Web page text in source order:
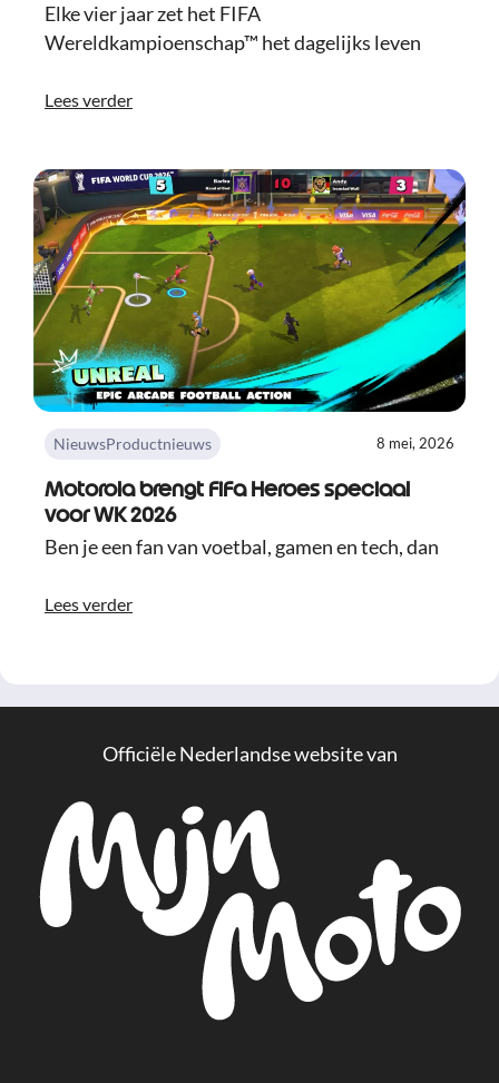
Elke vier jaar zet het FIFA
Wereldkampioenschap™ het dagelijks leven
Lees verder
NieuwsProductnieuws 8 mei, 2026
Motorola brengt FiFa Heroes speciaal
voor WK 2026
Ben je een fan van voetbal, gamen en tech, dan
Lees verder
Officiële Nederlandse website van